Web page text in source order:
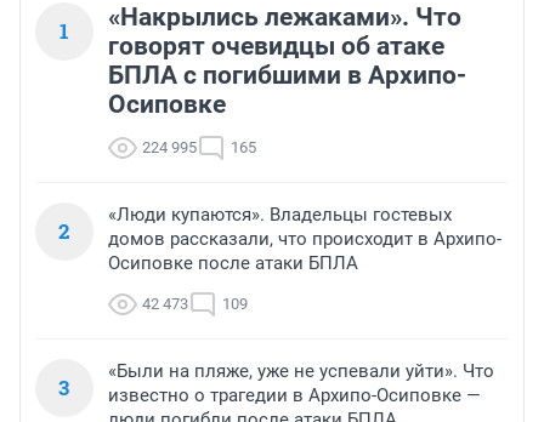
1
«Накрылись лежаками». Что
говорят очевидцы об атаке
БПЛА с погибшими в Архипо-
Осиповке
224 995 165
2
«Люди купаются». Владельцы гостевых
домов рассказали, что происходит в Архипо-
Осиповке после атаки БПЛА
42 473 109
3
«Были на пляже, уже не успевали уйти». Что
известно о трагедии в Архипо-Осиповке —